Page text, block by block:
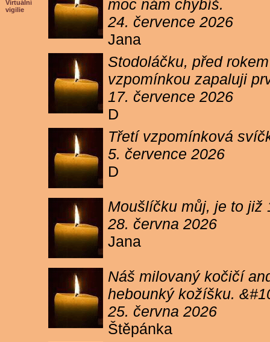
Virtuální
vigilie
moc nám chybíš.
24. července 2026
Jana
Stodoláčku, před
vzpomínkou zapaluji
17. července 2026
D
Třetí vzpomínková
5. července 2026
D
Moušlíčku můj, je to již
28. června 2026
Jana
Náš milovaný kočičí
hebounký kožíšku.
25. června 2026
Štěpánka